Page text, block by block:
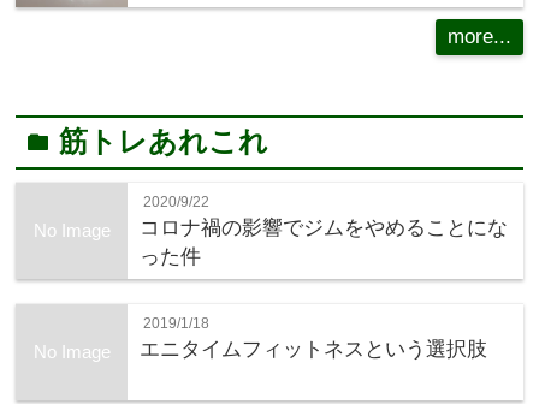
more...
folder筋トレあれこれ
No Image
2020/9/22
コロナ禍の影響でジムをやめることにな
った件
No Image
2019/1/18
エニタイムフィットネスという選択肢